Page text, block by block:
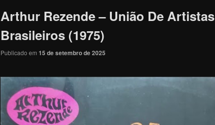
Arthur Rezende – União De Artistas
Brasileiros (1975)
Publicado em 15 de setembro de 2025